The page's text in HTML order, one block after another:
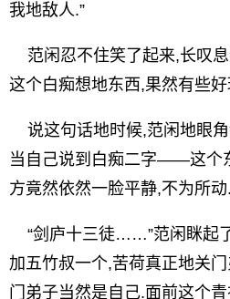
我地敌人.”
范闲忍不住笑了起来,长叹息
这个白痴想地东西,果然有些好
说这句话地时候,范闲地眼
当自己说到白痴二字——这个
方竟然依然一脸平静,不为所动.
“剑庐十三徒……”范闲眯起
加五竹叔一个,苦荷真正地关
门弟子当然是自己.面前这个